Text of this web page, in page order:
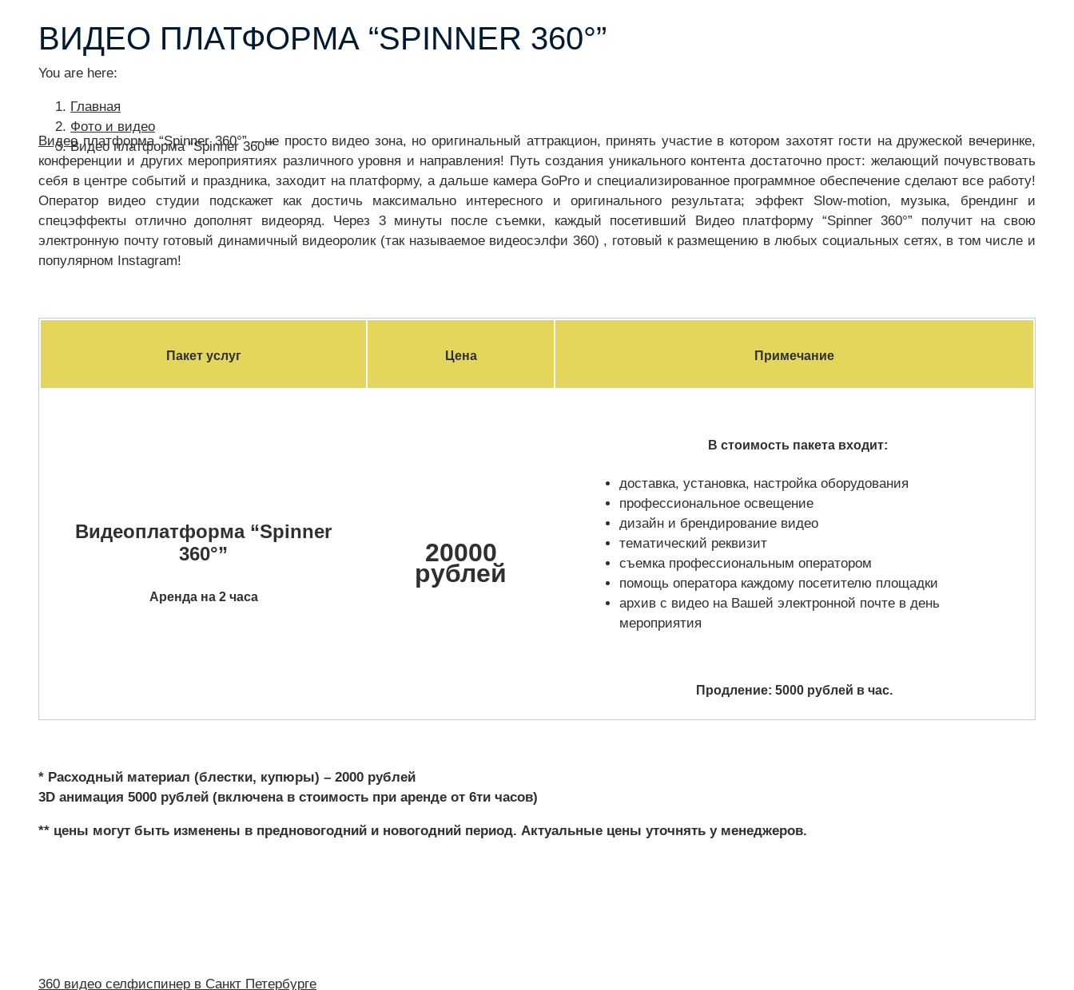
ВИДЕО ПЛАТФОРМА “SPINNER 360°”
You are here:
Главная
Фото и видео
Видео платформа “Spinner 360°”
Видеоплатформа “Spinner 360°” – не просто видео зона, но оригинальный аттракцион, принять участие в котором захотят гости на дружеской вечеринке,
конференции и других мероприятиях различного уровня и направления! Путь создания уникального контента достаточно прост: желающий почувствовать
себя в центре событий и праздника, заходит на платформу, а дальше камера GoPro и специализированное программное обеспечение сделают все работу!
Оператор видео студии подскажет как достичь максимально интересного и оригинального результата; эффект Slow-motion, музыка, брендинг и
спецэффекты отлично дополнят видеоряд. Через 3 минуты после съемки, каждый посетивший Видео платформу “Spinner 360°” получит на свою
электронную почту готовый динамичный видеоролик (так называемое видеосэлфи 360) , готовый к размещению в любых социальных сетях, в том числе и
популярном Instagram!
Пакет услуг Цена Примечание
Видеоплатформа “Spinner
360°”
Аренда на 2 часа
20000
рублей
В стоимость пакета входит:
доставка, установка, настройка оборудования
профессиональное освещение
дизайн и брендирование видео
тематический реквизит
съемка профессиональным оператором
помощь оператора каждому посетителю площадки
архив с видео на Вашей электронной почте в день
мероприятия
Продление: 5000 рублей в час.
* Расходный материал (блестки, купюры) – 2000 рублей
3D анимация 5000 рублей (включена в стоимость при аренде от 6ти часов)
** цены могут быть изменены в предновогодний и новогодний период. Актуальные цены уточнять у менеджеров.
360 видео селфиспинер в Санкт Петербурге